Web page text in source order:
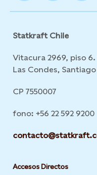
Statkraft Chile
Vitacura 2969, piso
Las Condes, Santiago
CP 7550007
fono: +56 22 592 9200
Accesos Directos